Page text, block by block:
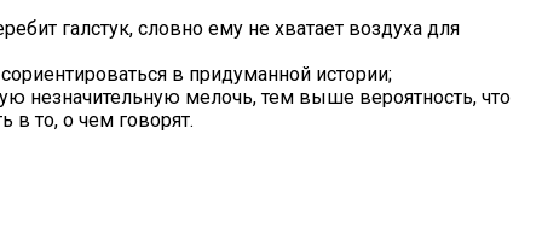
галстук, словно ему не хватает воздуха для
в придуманной истории;
незначительную мелочь, тем выше вероятность, что
в то, о чем говорят.